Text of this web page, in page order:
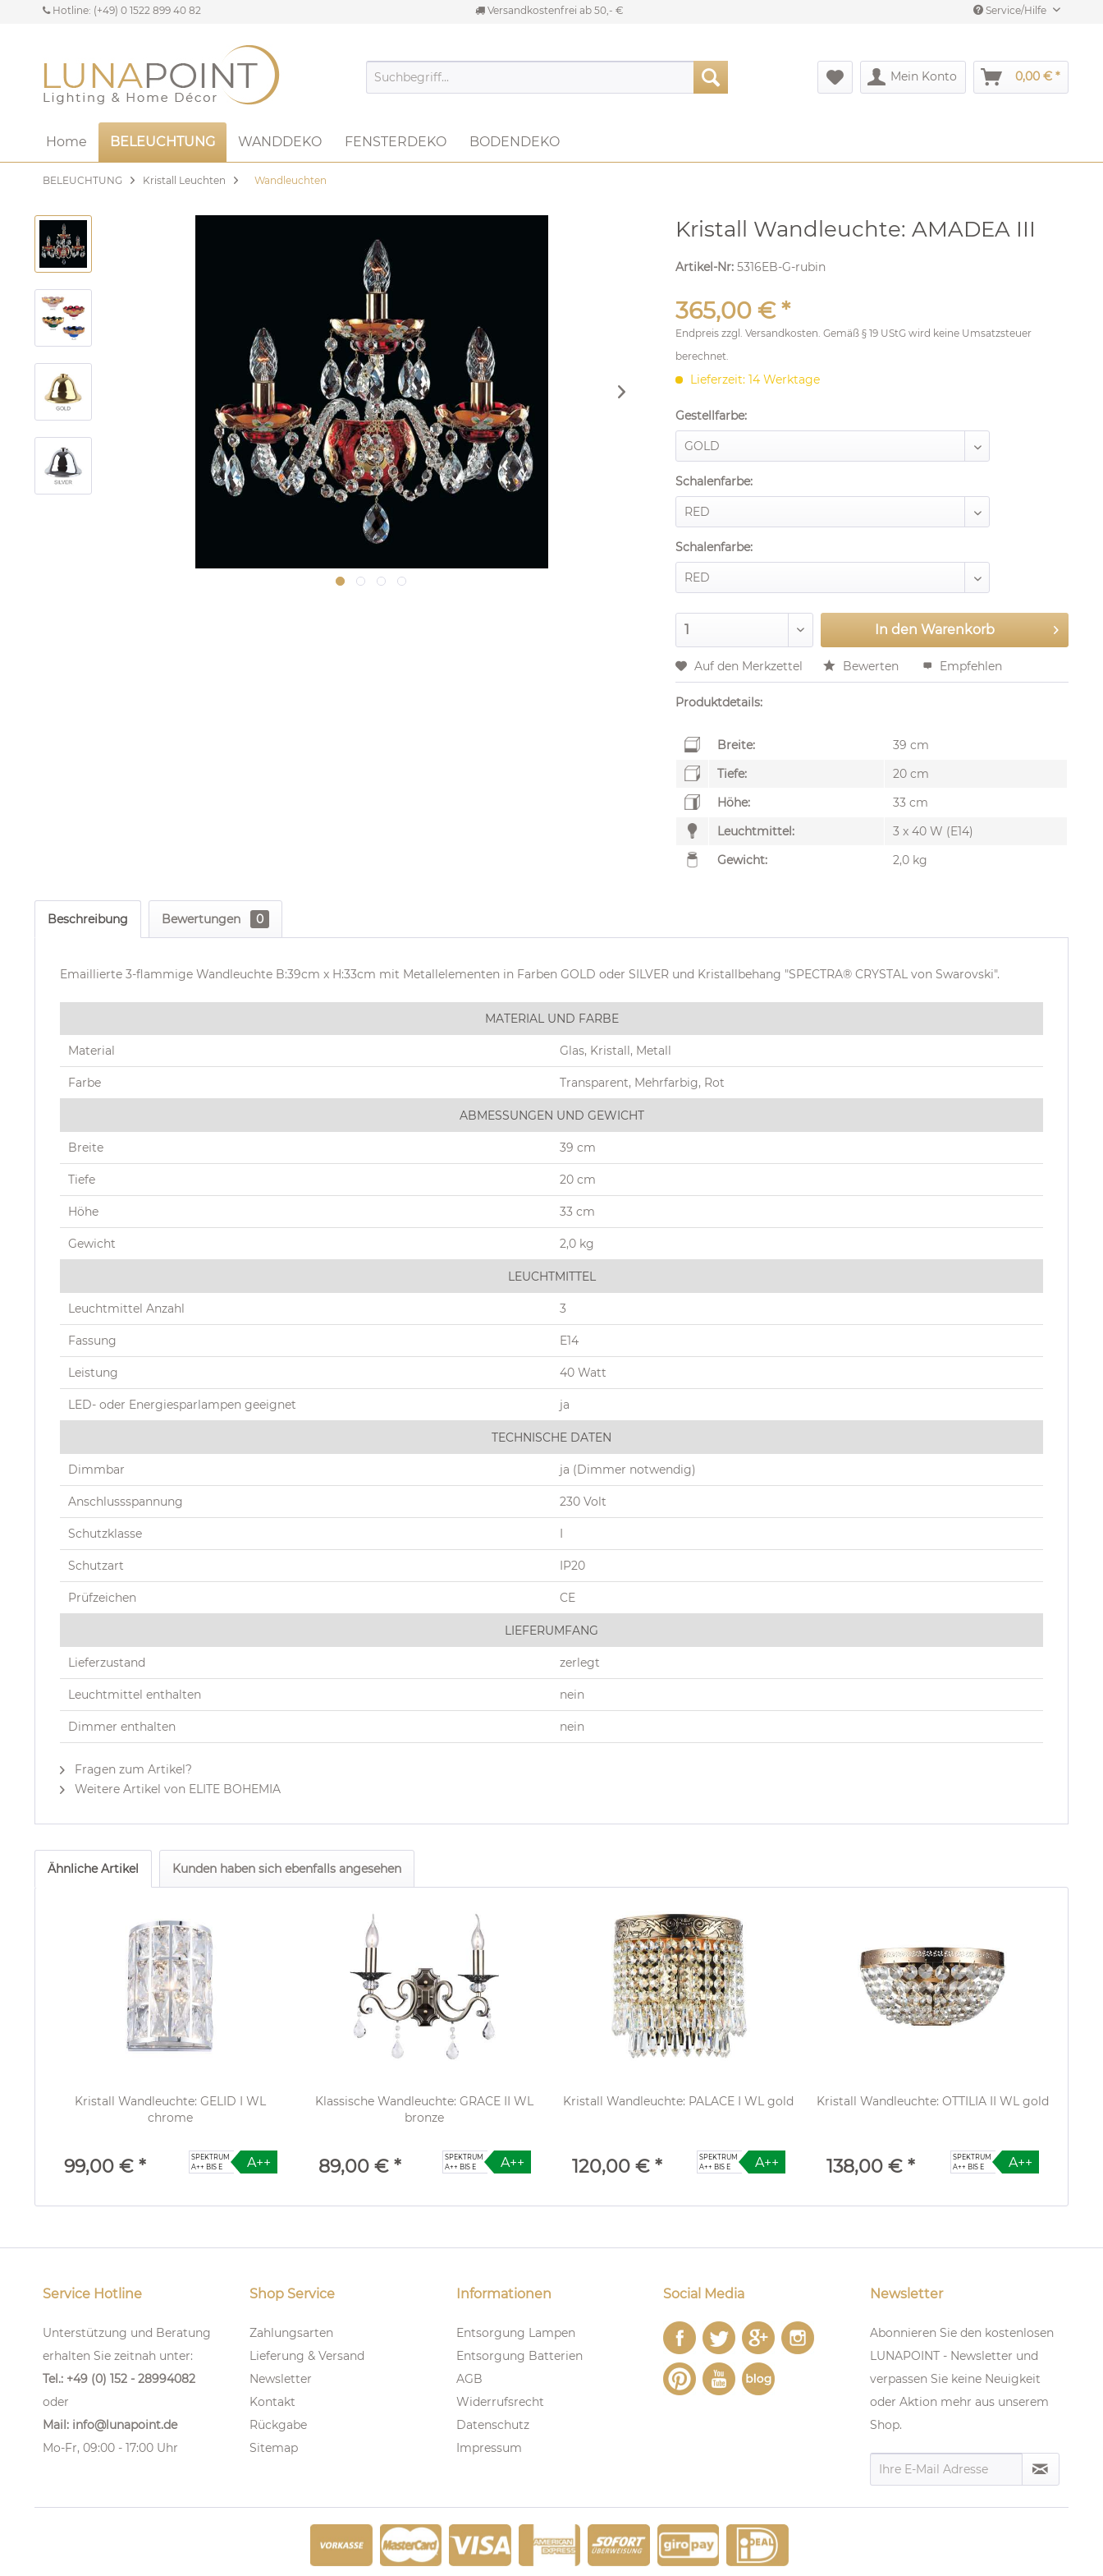
Hotline: (+49) 0 1522 899 40 82 Versandkostenfrei ab 50,- € Service/Hilfe
Mein Konto 0,00 € *
Home BELEUCHTUNG WANDDEKO FENSTERDEKO BODENDEKO
BELEUCHTUNG Kristall Leuchten Wandleuchten
Kristall Wandleuchte: AMADEA III
Artikel-Nr:5316EB-G-rubin
365,00 € *
Endpreis zzgl.Versandkosten. Gemäß § 19 UStG wird keine Umsatzsteuer
berechnet.
Lieferzeit: 14 Werktage
Gestellfarbe:
Schalenfarbe:
Schalenfarbe:
In den Warenkorb
Auf den Merkzettel Bewerten Empfehlen
Produktdetails:
Breite:
39 cm
Tiefe:
20 cm
Höhe:
33 cm
Leuchtmittel:
3 x 40 W (E14)
Gewicht:
2,0 kg
Beschreibung Bewertungen 0
Emaillierte 3-flammige Wandleuchte B:39cm x H:33cm mit Metallelementen in Farben GOLD oder SILVER und Kristallbehang "SPECTRA® CRYSTAL von Swarovski".
MATERIAL UND FARBE
Material Glas, Kristall, Metall
Farbe Transparent, Mehrfarbig, Rot
ABMESSUNGEN UND GEWICHT
Breite 39 cm
Tiefe 20 cm
Höhe 33 cm
Gewicht 2,0 kg
LEUCHTMITTEL
Leuchtmittel Anzahl 3
Fassung E14
Leistung 40 Watt
LED- oder Energiesparlampen geeignet ja
TECHNISCHE DATEN
Dimmbar ja (Dimmer notwendig)
Anschlussspannung 230 Volt
Schutzklasse I
Schutzart IP20
Prüfzeichen CE
LIEFERUMFANG
Lieferzustand zerlegt
Leuchtmittel enthalten nein
Dimmer enthalten nein
Fragen zum Artikel?
Weitere Artikel von ELITE BOHEMIA
Ähnliche Artikel Kunden haben sich ebenfalls angesehen
Kristall Wandleuchte: GELID I WL
chrome
A++
SPEKTRUM
A++ BIS E
99,00 € *
Klassische Wandleuchte: GRACE II WL
bronze
A++
SPEKTRUM
A++ BIS E
89,00 € *
Kristall Wandleuchte: PALACE I WL gold
A++
SPEKTRUM
A++ BIS E
120,00 € *
Kristall Wandleuchte: OTTILIA II WL gold
A++
SPEKTRUM
A++ BIS E
138,00 € *
Service Hotline
Unterstützung und Beratung
erhalten Sie zeitnah unter:
Tel.: +49 (0) 152 - 28994082
oder
Mail: info@lunapoint.de
Mo-Fr, 09:00 - 17:00 Uhr
Shop Service
Zahlungsarten
Lieferung & Versand
Newsletter
Kontakt
Rückgabe
Sitemap
Informationen
Entsorgung Lampen
Entsorgung Batterien
AGB
Widerrufsrecht
Datenschutz
Impressum
Social Media Newsletter
Abonnieren Sie den kostenlosen
LUNAPOINT - Newsletter und
verpassen Sie keine Neuigkeit
oder Aktion mehr aus unserem
Shop.